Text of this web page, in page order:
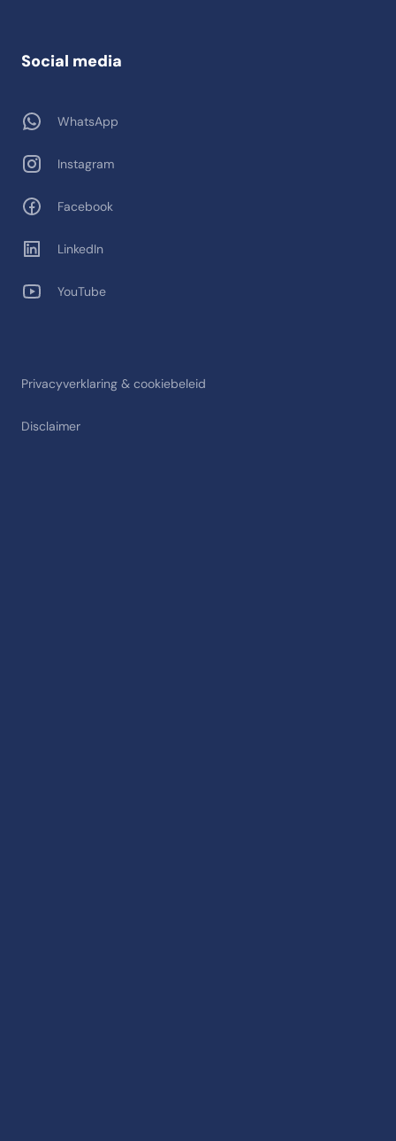
Privacyverklaring & cookiebeleid
Disclaimer
Social media
WhatsApp
Instagram
Facebook
LinkedIn
YouTube